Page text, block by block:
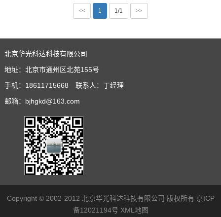
<< 1 1/1 >>
北京华光科达科技有限公司
地址：北京市通州区北苑155号
手机：18611715668 联系人：丁经理
邮箱：bjhgkd@163.com
Copyright © 2002-2012 北京华光科达科技有限公司 版权所有 京ICP
备12021194号 XML地图